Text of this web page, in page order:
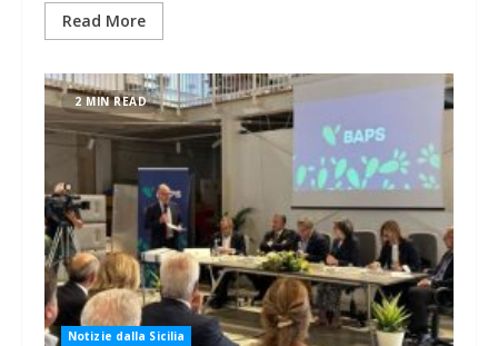
Read More
2 MIN READ
Notizie dalla Sicilia